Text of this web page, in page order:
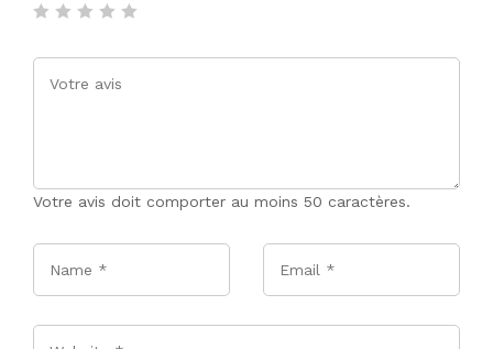
Votre avis doit comporter au moins 50 caractères.